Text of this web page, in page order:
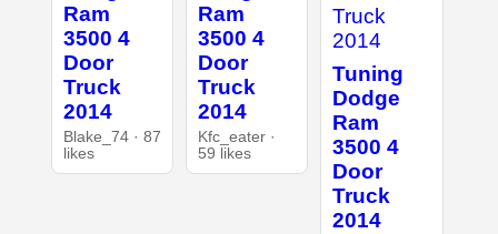
Ram
3500 4
Door
Truck
2014
Blake_74 · 87
likes
Ram
3500 4
Door
Truck
2014
Kfc_eater ·
59 likes
Tuning
Dodge
Ram
3500 4
Door
Truck
2014